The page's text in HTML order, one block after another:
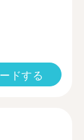
ドする